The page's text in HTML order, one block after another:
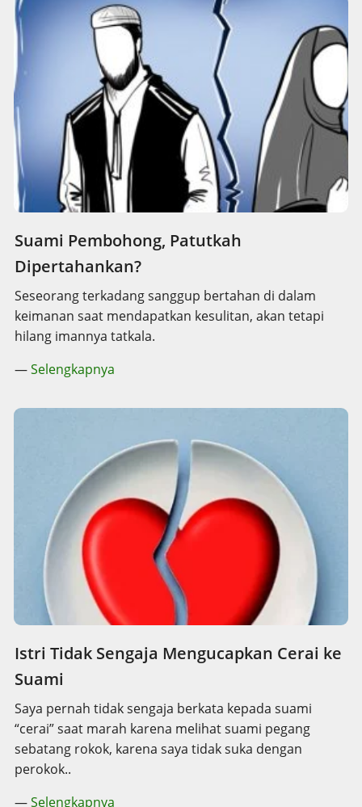
Suami Pembohong, Patutkah
Dipertahankan?
Seseorang terkadang sanggup bertahan di dalam
keimanan saat mendapatkan kesulitan, akan tetapi
hilang imannya tatkala.
—Selengkapnya
Istri Tidak Sengaja Mengucapkan Cerai ke
Suami
Saya pernah tidak sengaja berkata kepada suami
“cerai” saat marah karena melihat suami pegang
sebatang rokok, karena saya tidak suka dengan
perokok..
—Selengkapnya